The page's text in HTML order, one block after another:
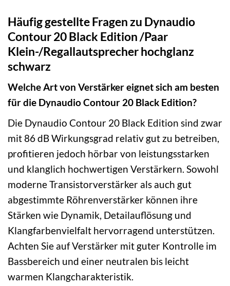
Häufig gestellte Fragen zu Dynaudio
Contour 20 Black Edition /Paar
Klein-/Regallautsprecher hochglanz
schwarz
Welche Art von Verstärker eignet sich am besten
für die Dynaudio Contour 20 Black Edition?
Die Dynaudio Contour 20 Black Edition sind zwar
mit 86 dB Wirkungsgrad relativ gut zu betreiben,
profitieren jedoch hörbar von leistungsstarken
und klanglich hochwertigen Verstärkern. Sowohl
moderne Transistorverstärker als auch gut
abgestimmte Röhrenverstärker können ihre
Stärken wie Dynamik, Detailauflösung und
Klangfarbenvielfalt hervorragend unterstützen.
Achten Sie auf Verstärker mit guter Kontrolle im
Bassbereich und einer neutralen bis leicht
warmen Klangcharakteristik.